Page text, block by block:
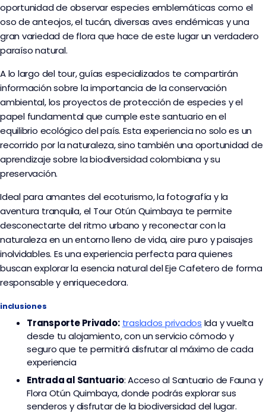
oportunidad de observar especies emblemáticas como el
oso de anteojos, el tucán, diversas aves endémicas y una
gran variedad de flora que hace de este lugar un verdadero
paraíso natural.
A lo largo del tour, guías especializados te compartirán
información sobre la importancia de la conservación
ambiental, los proyectos de protección de especies y el
papel fundamental que cumple este santuario en el
equilibrio ecológico del país. Esta experiencia no solo es un
recorrido por la naturaleza, sino también una oportunidad de
aprendizaje sobre la biodiversidad colombiana y su
preservación.
Ideal para amantes del ecoturismo, la fotografía y la
aventura tranquila, el Tour Otún Quimbaya te permite
desconectarte del ritmo urbano y reconectar con la
naturaleza en un entorno lleno de vida, aire puro y paisajes
inolvidables. Es una experiencia perfecta para quienes
buscan explorar la esencia natural del Eje Cafetero de forma
responsable y enriquecedora.
inclusiones
TransportePrivado: traslados privados Ida y vuelta
desde tu alojamiento, con un servicio cómodo y
seguro que te permitirá disfrutar al máximo de cada
experiencia
Entrada al Santuario: Acceso al Santuario de Fauna y
Flora Otún Quimbaya, donde podrás explorar sus
senderos y disfrutar de la biodiversidad del lugar.